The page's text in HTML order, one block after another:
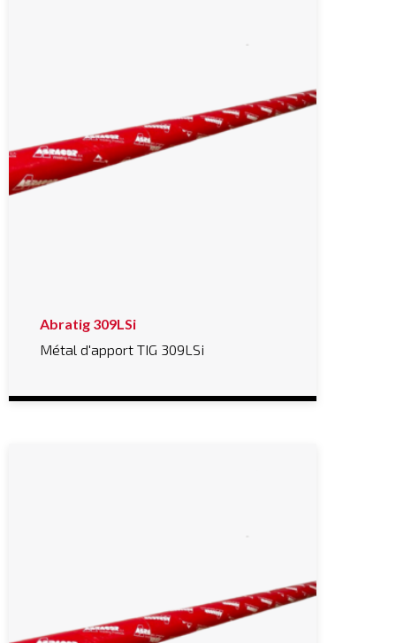
Abratig 309LSi
Métal d'apport TIG 309LSi